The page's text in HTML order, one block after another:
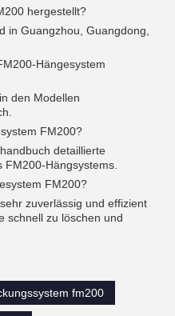
hergestellt?
in Guangzhou, Guangdong,
Hängesystem
den Modellen
FM200?
detaillierte
FM200-Hängsystems.
FM200?
zuverlässig und effizient
schnell zu löschen und
fm200